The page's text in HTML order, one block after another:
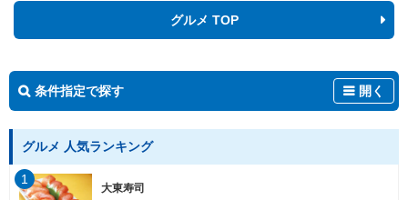
グルメ TOP
条件指定で探す 開く
グルメ 人気ランキング
大東寿司
1